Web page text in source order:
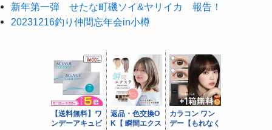
新年第一弾 せたな町磯ソイ&ヤリイカ 報告！
20231216釣り仲間忘年会in小樽